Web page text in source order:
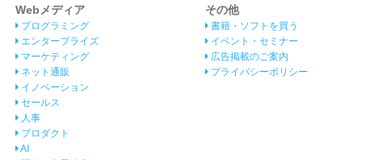
Webメディア
プログラミング
エンタープライズ
マーケティング
ネット通販
イノベーション
セールス
人事
プロダクト
AI
その他
書籍・ソフトを買う
イベント・セミナー
広告掲載のご案内
プライバシーポリシー